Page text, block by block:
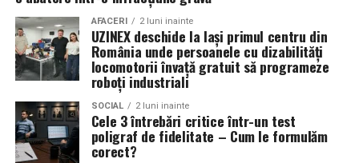
Parteneri : AUTO ITALIA IMPEX SRL; KGM BUCUREȘTI
– SMT PALLADY; RAZELM LUXURY RESORT –
JURILOVCA; SCEMTOVICI & BENOWITZ GALLERY;
CREATIVE AVOCADOS; ALCHEMICO.
Partener social: Asociația „România Zâmbește”.
Distribuitor:
T.R.I.B.E. Films.
www.facebook.com/TribeFilms.ro
AFACERI 2 luni inainte
UZINEX deschide la Iași primul centru din
România unde persoanele cu dizabilități
locomotorii învață gratuit să programeze
roboți industriali
SOCIAL 2 luni inainte
Cele 3 întrebări critice într-un test
poligraf de fidelitate – Cum le formulăm
corect?